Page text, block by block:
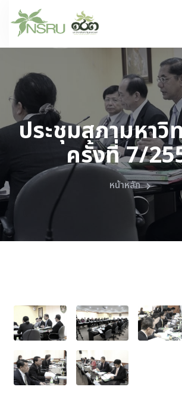
ประชุมสภามหาวิ
ครั้งที่ 7/
หน้าหลัก